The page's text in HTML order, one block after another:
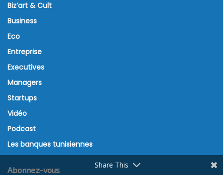
Biz’art & Cult
Business
Eco
Entreprise
Executives
Managers
Startups
Vidéo
Podcast
Les banques tunisiennes
Abonnez-vous
Share This